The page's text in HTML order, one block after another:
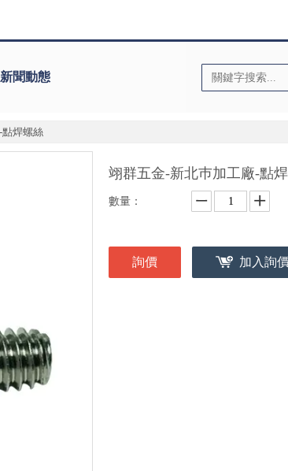
新聞動態
焊螺絲
翊群五金-新北巿加工廠-點
數量：
詢價 加入詢